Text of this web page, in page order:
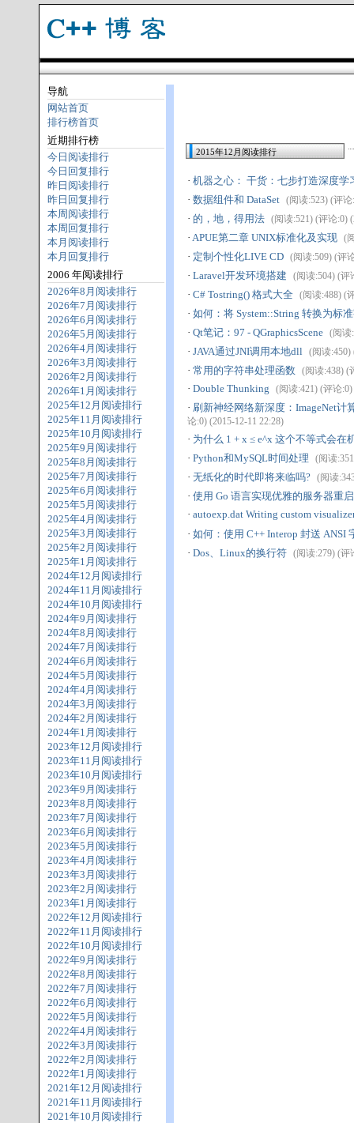
导航
网站首页
排行榜首页
近期排行榜
今日阅读排行
今日回复排行
昨日阅读排行
昨日回复排行
本周阅读排行
本周回复排行
本月阅读排行
本月回复排行
2006 年阅读排行
2026年8月阅读排行
2026年7月阅读排行
2026年6月阅读排行
2026年5月阅读排行
2026年4月阅读排行
2026年3月阅读排行
2026年2月阅读排行
2026年1月阅读排行
2025年12月阅读排行
2025年11月阅读排行
2025年10月阅读排行
2025年9月阅读排行
2025年8月阅读排行
2025年7月阅读排行
2025年6月阅读排行
2025年5月阅读排行
2025年4月阅读排行
2025年3月阅读排行
2025年2月阅读排行
2025年1月阅读排行
2024年12月阅读排行
2024年11月阅读排行
2024年10月阅读排行
2024年9月阅读排行
2024年8月阅读排行
2024年7月阅读排行
2024年6月阅读排行
2024年5月阅读排行
2024年4月阅读排行
2024年3月阅读排行
2024年2月阅读排行
2024年1月阅读排行
2023年12月阅读排行
2023年11月阅读排行
2023年10月阅读排行
2023年9月阅读排行
2023年8月阅读排行
2023年7月阅读排行
2023年6月阅读排行
2023年5月阅读排行
2023年4月阅读排行
2023年3月阅读排行
2023年2月阅读排行
2023年1月阅读排行
2022年12月阅读排行
2022年11月阅读排行
2022年10月阅读排行
2022年9月阅读排行
2022年8月阅读排行
2022年7月阅读排行
2022年6月阅读排行
2022年5月阅读排行
2022年4月阅读排行
2022年3月阅读排行
2022年2月阅读排行
2022年1月阅读排行
2021年12月阅读排行
2021年11月阅读排行
2021年10月阅读排行
2015年12月阅读排行
· 机器之心： 干货：七步打造深度学
· 数据组件和 DataSet (阅读:523) (评论
· 的，地，得用法 (阅读:521) (评论:0)
· APUE第二章 UNIX标准化及实现 (
· 定制个性化LIVE CD (阅读:509) (评
· Laravel开发环境搭建 (阅读:504) (评
· C# Tostring() 格式大全 (阅读:488) (
· 如何：将 System::String 转换为标
· Qt笔记：97 - QGraphicsScene (阅读
· JAVA通过JNI调用本地dll (阅读:450)
· 常用的字符串处理函数 (阅读:438) (
· Double Thunking (阅读:421) (评论:0)
· 刷新神经网络新深度：ImageNet
论:0) (2015-12-11 22:28)
· 为什么 1 + x ≤ e^x 这个不等式会在
· Python和MySQL时间处理 (阅读
· 无纸化的时代即将来临吗? (阅读
· 使用 Go 语言实现优雅的服务器重
· autoexp.dat Writing custom
· 如何：使用 C++ Interop 封送 ANSI
· Dos、Linux的换行符 (阅读:279) (评